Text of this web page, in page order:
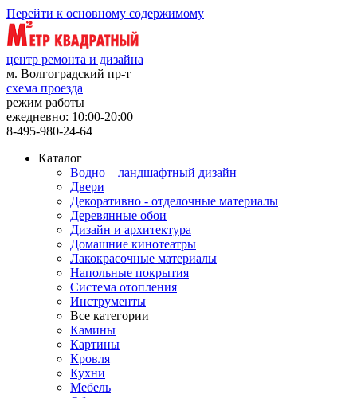
Перейти к основному содержимому
центр ремонта и дизайна
м. Волгоградский пр-т
схема проезда
режим работы
ежедневно: 10:00-20:00
8-495-980-24-64
Каталог
Водно – ландшафтный дизайн
Двери
Декоративно - отделочные материалы
Деревянные обои
Дизайн и архитектура
Домашние кинотеатры
Лакокрасочные материалы
Напольные покрытия
Система отопления
Инструменты
Все категории
Камины
Картины
Кровля
Кухни
Мебель